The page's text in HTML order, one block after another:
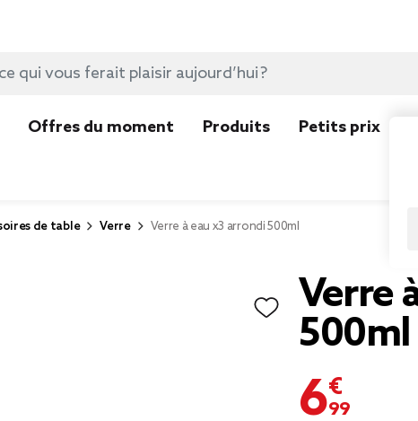
Offres du moment Produits Petits prix
de table Verre Verre à eau x3 arrondi 500ml
Verre
500ml
6,99 €